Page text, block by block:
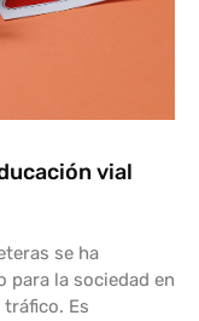
vial
se ha
la sociedad en
Es